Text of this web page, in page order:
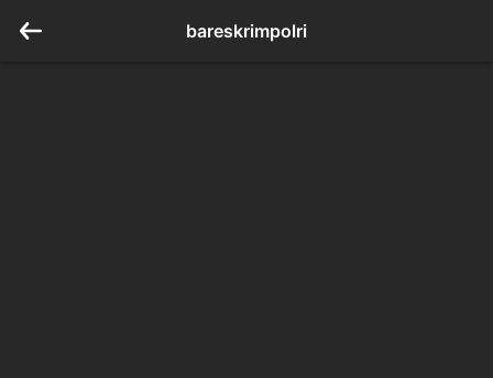
bareskrimpolri